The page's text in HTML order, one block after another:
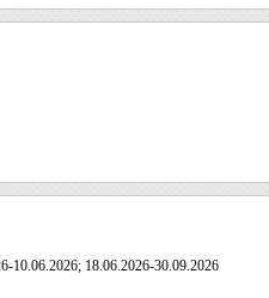
10.06.2026; 18.06.2026-30.09.2026